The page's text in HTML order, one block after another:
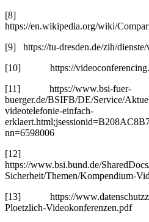
[8]
https://en.wikipedia.org/wiki/
[9] https://tu-dresden.de/zih/
[10] https://
[11] https://www.bsi-fuer-
buerger.de/BSIFB/DE/Service/
videotelefonie-einfach-
nn=6598006
[12]
https://www.bsi.bund.de/
Sicherheit/­Themen/Kompendium-
[13] https://
Ploetzlich-­Videokonferenzen.pdf